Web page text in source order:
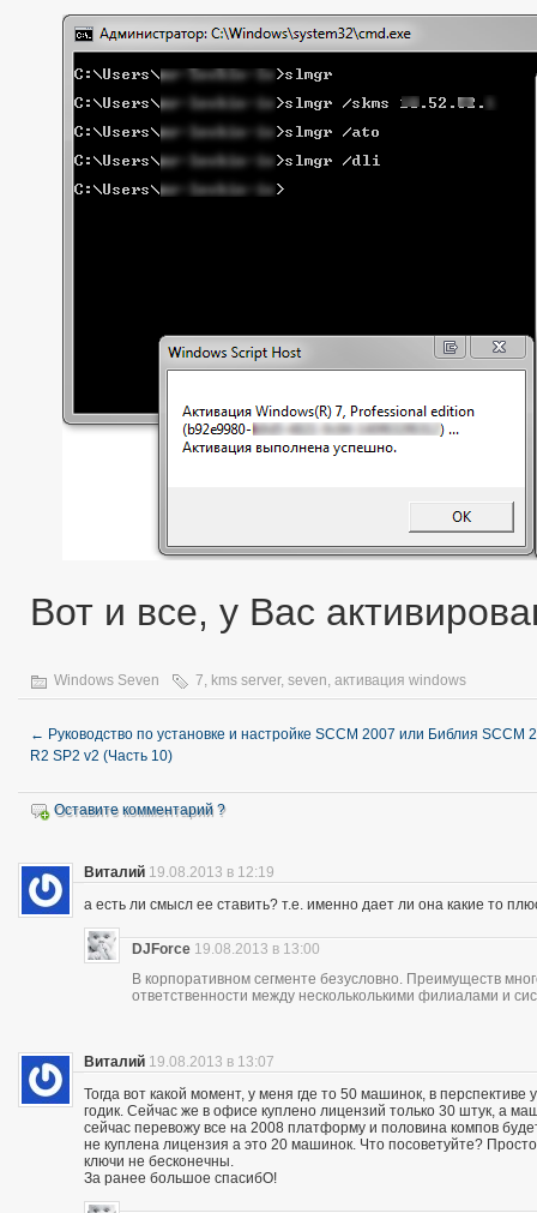
Вот и все, у Вас
Windows Seven 7, kms server, seven, активация windows
← Руководство по установке и настройке SCCM 2007 или Библия SCCM
R2 SP2 v2 (Часть 10)
Оставите комментарий ?
Виталий 19.08.2013 в 12:19
а есть ли смысл ее ставить? т.е. именно дает ли она какие то
DJForce 19.08.2013 в 13:00
В корпоративном сегменте безусловно. Преимуществ
ответственности между нескольколькими филиалами и
Виталий 19.08.2013 в 13:07
Тогда вот какой момент, у меня где то 50 машинок, в
годик. Сейчас же в офисе куплено лицензий только 30 штук, а
сейчас перевожу все на 2008 платформу и половина компов
не куплена лицензия а это 20 машинок. Что посоветуйте?
ключи не бесконечны.
За ранее большое спасибО!